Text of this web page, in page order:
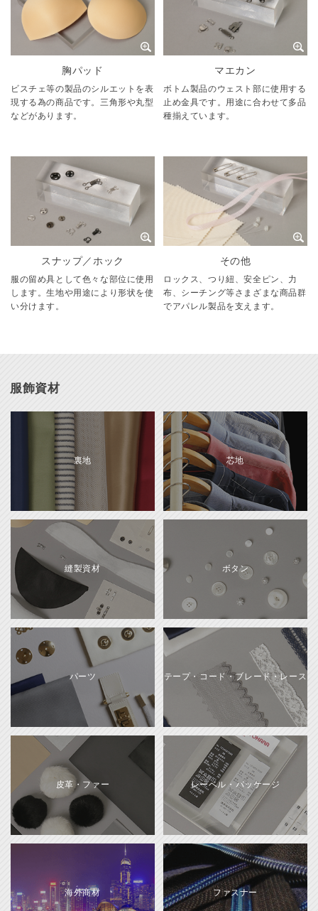
胸パッド
ビスチェ等の製品のシルエットを表
現する為の商品です。三角形や丸型
などがあります。
マエカン
ボトム製品のウェスト部に使用する
止め金具です。用途に合わせて多品
種揃えています。
スナップ／ホック
服の留め具として色々な部位に使用
します。生地や用途により形状を使
い分けます。
その他
ロックス、つり紐、安全ピン、力
布、シーチング等さまざまな商品群
でアパレル製品を支えます。
服飾資材
裏地 芯地
縫製資材 ボタン
パーツ テープ・コード・ブレード・レース
皮革・ファー レーベル・パッケージ
海外商材 ファスナー